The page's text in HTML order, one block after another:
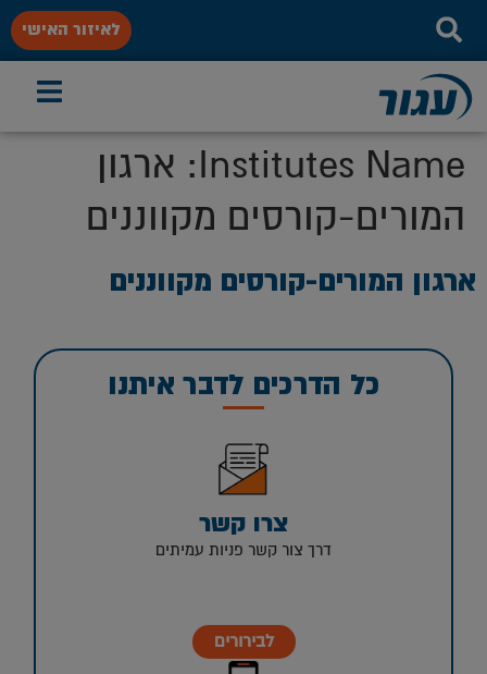
לאיזור האישי
Institutes Name:
ארגון
המורים-קורסים מקווננים
ארגון המורים-קורסים מקווננים
כל הדרכים לדבר איתנו
צרו קשר
דרך צור קשר פניות עמיתים
לבירורים